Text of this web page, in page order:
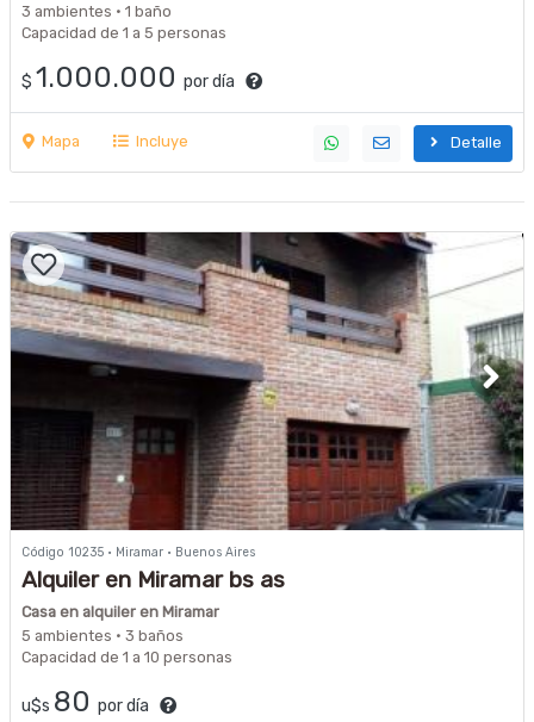
3 ambientes · 1 baño
Capacidad de 1 a 5 personas
$ 1.000.000 por día
Mapa Incluye Detalle
Código 10235 · Miramar · Buenos Aires
Alquiler en Miramar bs as
Casa en alquiler en Miramar
5 ambientes · 3 baños
Capacidad de 1 a 10 personas
u$s 80 por día